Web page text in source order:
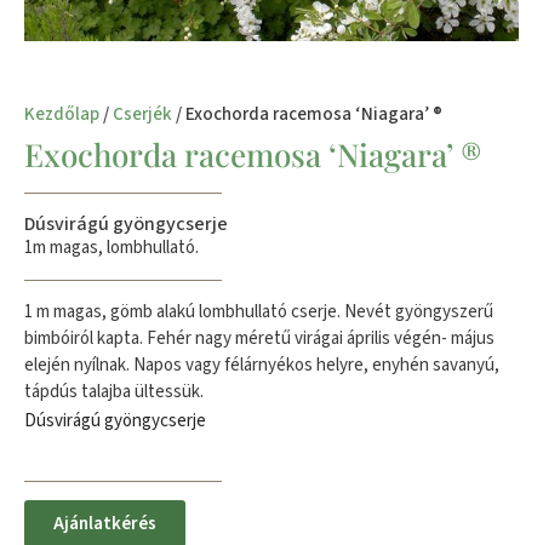
Kezdőlap/Cserjék/ Exochorda racemosa ‘Niagara’ ®
Exochorda racemosa ‘Niagara’ ®
Dúsvirágú gyöngycserje
1m magas, lombhullató.
1 m magas, gömb alakú lombhullató cserje. Nevét gyöngyszerű
bimbóiról kapta. Fehér nagy méretű virágai április végén- május
elején nyílnak. Napos vagy félárnyékos helyre, enyhén savanyú,
tápdús talajba ültessük.
Dúsvirágú gyöngycserje
Ajánlatkérés